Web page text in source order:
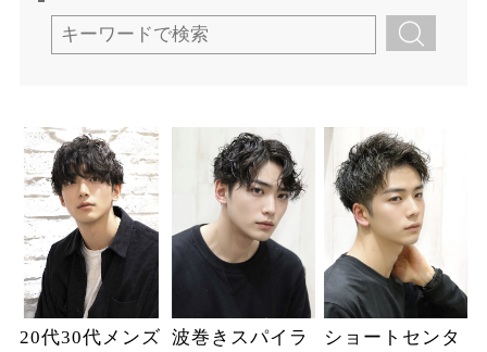
20代30代メンズ 波巻きスパイラ
ショートセンタ